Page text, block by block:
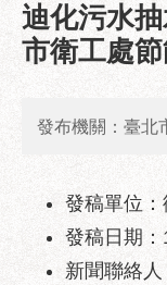
機
關
介
務
訊
政
迪化污水
市衛工處
發布機關：臺北
發稿單位
發稿日期：
新聞聯絡